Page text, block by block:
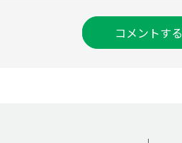
コメントする